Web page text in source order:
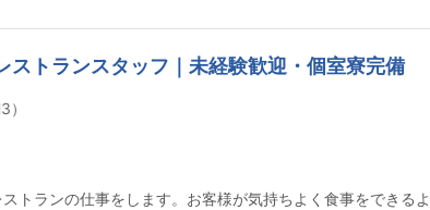
ストランスタッフ｜未経験歓迎・個室寮完備
トランの仕事をします。お客様が気持ちよく食事をできる